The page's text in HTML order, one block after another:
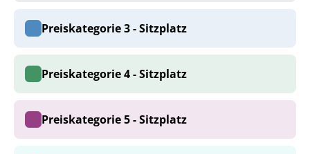
Preiskategorie 3 - Sitzplatz
Preiskategorie 4 - Sitzplatz
Preiskategorie 5 - Sitzplatz